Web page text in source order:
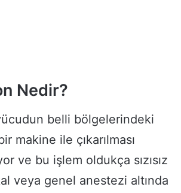
Nedir?
belli bölgelerindeki
makine ile çıkarılması
ve bu işlem oldukça sızısız
veya genel anestezi altında